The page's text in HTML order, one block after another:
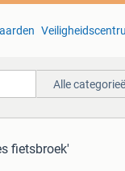
Alle
fietsbroek'